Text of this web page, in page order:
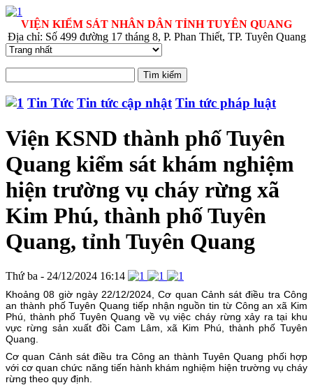
VIỆN KIỂM SÁT NHÂN DÂN TỈNH TUYÊN QUANG
Địa chỉ: Số 499 đường 17 tháng 8, P. Phan Thiết, TP. Tuyên Quang
Tin Tức Tin tức cập nhật Tin tức pháp luật
Viện KSND thành phố Tuyên
Quang kiểm sát khám nghiệm
hiện trường vụ cháy rừng xã
Kim Phú, thành phố Tuyên
Quang, tỉnh Tuyên Quang
Thứ ba - 24/12/2024 16:14
Khoảng 08 giờ ngày 22/12/2024, Cơ quan Cảnh sát điều tra Công
an thành phố Tuyên Quang tiếp nhận nguồn tin từ Công an xã Kim
Phú, thành phố Tuyên Quang về vụ việc cháy rừng xảy ra tại khu
vực rừng sản xuất đồi Cam Lâm, xã Kim Phú, thành phố Tuyên
Quang.
Cơ quan Cảnh sát điều tra Công an thành Tuyên Quang phối hợp
với cơ quan chức năng tiến hành khám nghiệm hiện trường vụ cháy
rừng theo quy định.